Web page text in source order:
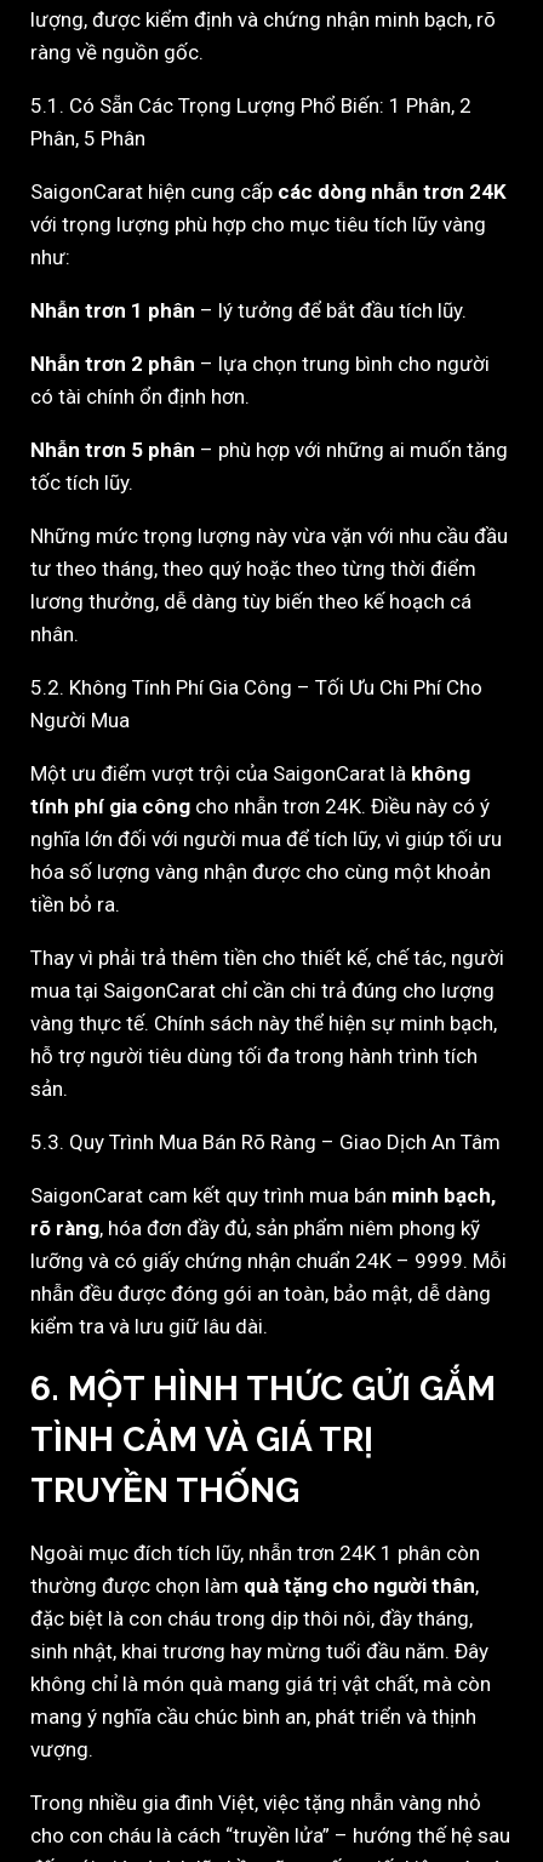
lượng, được kiểm định và chứng nhận minh bạch, rõ
ràng về nguồn gốc.
5.1. Có Sẵn Các Trọng Lượng Phổ Biến: 1 Phân, 2
Phân, 5 Phân
SaigonCarat hiện cung cấp các dòng nhẫn trơn 24K
với trọng lượng phù hợp cho mục tiêu tích lũy vàng
như:
Nhẫn trơn 1 phân – lý tưởng để bắt đầu tích lũy.
Nhẫn trơn 2 phân – lựa chọn trung bình cho người
có tài chính ổn định hơn.
Nhẫn trơn 5 phân – phù hợp với những ai muốn tăng
tốc tích lũy.
Những mức trọng lượng này vừa vặn với nhu cầu đầu
tư theo tháng, theo quý hoặc theo từng thời điểm
lương thưởng, dễ dàng tùy biến theo kế hoạch cá
nhân.
5.2. Không Tính Phí Gia Công – Tối Ưu Chi Phí Cho
Người Mua
Một ưu điểm vượt trội của SaigonCarat là không
tính phí gia công cho nhẫn trơn 24K. Điều này có ý
nghĩa lớn đối với người mua để tích lũy, vì giúp tối ưu
hóa số lượng vàng nhận được cho cùng một khoản
tiền bỏ ra.
Thay vì phải trả thêm tiền cho thiết kế, chế tác, người
mua tại SaigonCarat chỉ cần chi trả đúng cho lượng
vàng thực tế. Chính sách này thể hiện sự minh bạch,
hỗ trợ người tiêu dùng tối đa trong hành trình tích
sản.
5.3. Quy Trình Mua Bán Rõ Ràng – Giao Dịch An Tâm
SaigonCarat cam kết quy trình mua bán minh bạch,
rõ ràng, hóa đơn đầy đủ, sản phẩm niêm phong kỹ
lưỡng và có giấy chứng nhận chuẩn 24K – 9999. Mỗi
nhẫn đều được đóng gói an toàn, bảo mật, dễ dàng
kiểm tra và lưu giữ lâu dài.
6. MỘT HÌNH THỨC GỬI GẮM
TÌNH CẢM VÀ GIÁ TRỊ
TRUYỀN THỐNG
Ngoài mục đích tích lũy, nhẫn trơn 24K 1 phân còn
thường được chọn làm quà tặng cho người thân,
đặc biệt là con cháu trong dịp thôi nôi, đầy tháng,
sinh nhật, khai trương hay mừng tuổi đầu năm. Đây
không chỉ là món quà mang giá trị vật chất, mà còn
mang ý nghĩa cầu chúc bình an, phát triển và thịnh
vượng.
Trong nhiều gia đình Việt, việc tặng nhẫn vàng nhỏ
cho con cháu là cách “truyền lửa” – hướng thế hệ sau